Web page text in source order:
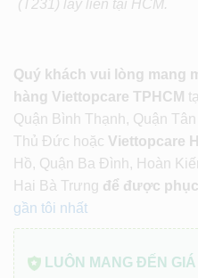
(T231) lấy liền tại HCM.
Quý khách vui lòng mang
hàng Viettopcare TPHCM
Quận Bình Thạnh, Quận
Thủ Đức hoặc Viettopcare
Hồ, Quận Ba Đình, Hoàn
Hai Bà Trưng để được
gần tôi nhất
LUÔN MANG ĐẾN